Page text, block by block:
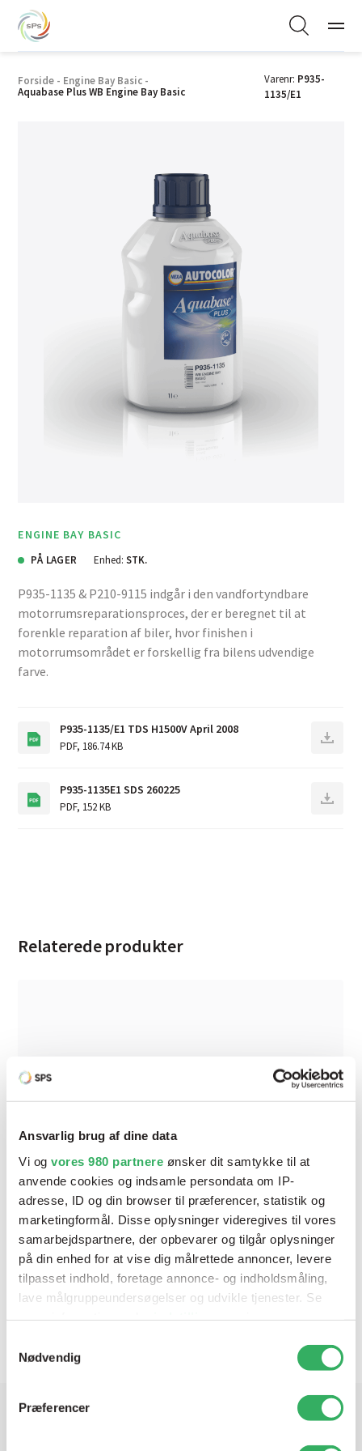
Ansvarlig brug af dine data
Vi og vores 980 partnere ønsker dit samtykke til at
anvende cookies og indsamle persondata om IP-
adresse, ID og din browser til præferencer, statistik og
marketingformål. Disse oplysninger videregives til vores
samarbejdspartnere, der opbevarer og tilgår oplysninger
på din enhed for at vise dig målrettede annoncer, levere
tilpasset indhold, foretage annonce- og indholdsmåling,
lave målgruppeundersøgelser og udvikle tjenester. Se
tilbage eller ændre indstillinger fra vores
"Cookiedeklaration", eller ved at trykke på "Privacy
Nødvendig
Præferencer
Forside - Engine Bay Basic -
Aquabase Plus WB Engine Bay Basic
Varenr: P935-
1135/E1
ENGINE BAY BASIC
PÅ LAGER Enhed: STK.
P935-1135 & P210-9115 indgår i den vandfortyndbare
motorrumsreparationsproces, der er beregnet til at
forenkle reparation af biler, hvor finishen i
motorrumsområdet er forskellig fra bilens udvendige
farve.
P935-1135/E1 TDS H1500V April 2008
PDF, 186.74 KB
P935-1135E1 SDS 260225
PDF, 152 KB
Relaterede produkter
Aquabase+ Activator For Engine Bay Basic
Har du brug for hjælp? Vi sidder